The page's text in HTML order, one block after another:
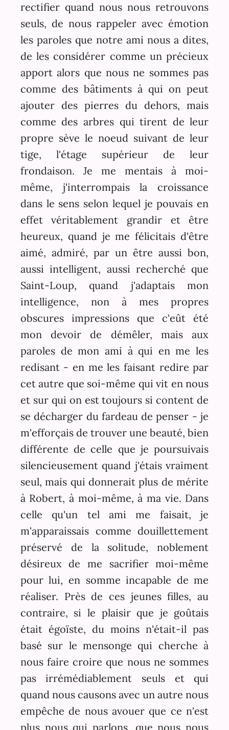
rectifier quand nous nous retrouvons
seuls, de nous rappeler avec émotion
les paroles que notre ami nous a dites,
de les considérer comme un précieux
apport alors que nous ne sommes pas
comme des bâtiments à qui on peut
ajouter des pierres du dehors, mais
comme des arbres qui tirent de leur
propre sève le noeud suivant de leur
tige, l'étage supérieur de leur
frondaison. Je me mentais à moi-
même, j'interrompais la croissance
dans le sens selon lequel je pouvais en
effet véritablement grandir et être
heureux, quand je me félicitais d'être
aimé, admiré, par un être aussi bon,
aussi intelligent, aussi recherché que
Saint-Loup, quand j'adaptais mon
intelligence, non à mes propres
obscures impressions que c'eût été
mon devoir de démêler, mais aux
paroles de mon ami à qui en me les
redisant - en me les faisant redire par
cet autre que soi-même qui vit en nous
et sur qui on est toujours si content de
se décharger du fardeau de penser - je
m'efforçais de trouver une beauté, bien
différente de celle que je poursuivais
silencieusement quand j'étais vraiment
seul, mais qui donnerait plus de mérite
à Robert, à moi-même, à ma vie. Dans
celle qu'un tel ami me faisait, je
m'apparaissais comme douillettement
préservé de la solitude, noblement
désireux de me sacrifier moi-même
pour lui, en somme incapable de me
réaliser. Près de ces jeunes filles, au
contraire, si le plaisir que je goûtais
était égoïste, du moins n'était-il pas
basé sur le mensonge qui cherche à
nous faire croire que nous ne sommes
pas irrémédiablement seuls et qui
quand nous causons avec un autre nous
empêche de nous avouer que ce n'est
plus nous qui parlons, que nous nous